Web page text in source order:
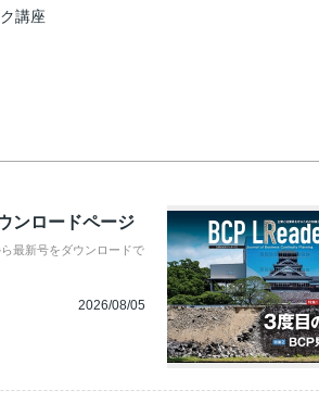
講座
ンロードページ
最新号をダウンロードで
2026/08/05